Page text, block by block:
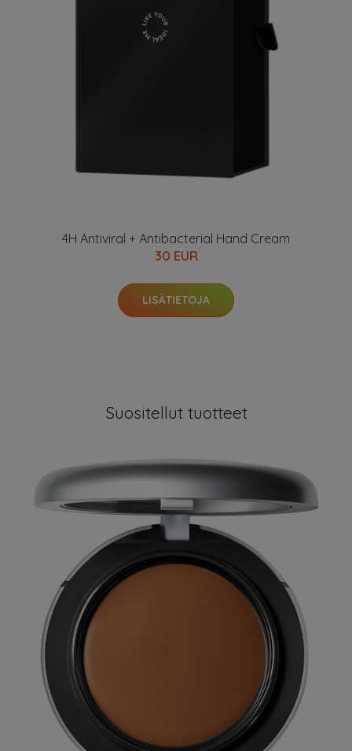
4H Antiviral + Antibacterial Hand Cream
30 EUR
LISÄTIETOJA
Suositellut tuotteet